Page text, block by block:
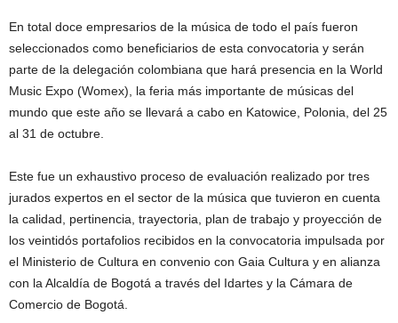
En total doce empresarios de la música de todo el país fueron
seleccionados como beneficiarios de esta convocatoria y serán
parte de la delegación colombiana que hará presencia en la World
Music Expo (Womex), la feria más importante de músicas del
mundo que este año se llevará a cabo en Katowice, Polonia, del 25
al 31 de octubre.
Este fue un exhaustivo proceso de evaluación realizado por tres
jurados expertos en el sector de la música que tuvieron en cuenta
la calidad, pertinencia, trayectoria, plan de trabajo y proyección de
los veintidós portafolios recibidos en la convocatoria impulsada por
el Ministerio de Cultura en convenio con Gaia Cultura y en alianza
con la Alcaldía de Bogotá a través del Idartes y la Cámara de
Comercio de Bogotá.